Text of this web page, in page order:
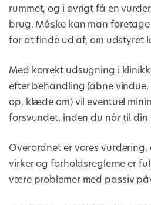
rummet, og i øvrigt få en
brug. Måske kan man
for at finde ud af, om udstyret
Med korrekt udsugning i
efter behandling (åbne
op, klæde om) vil eventuel
forsvundet, inden du når til din
Overordnet er vores
virker og forholdsreglerne er
være problemer med passiv